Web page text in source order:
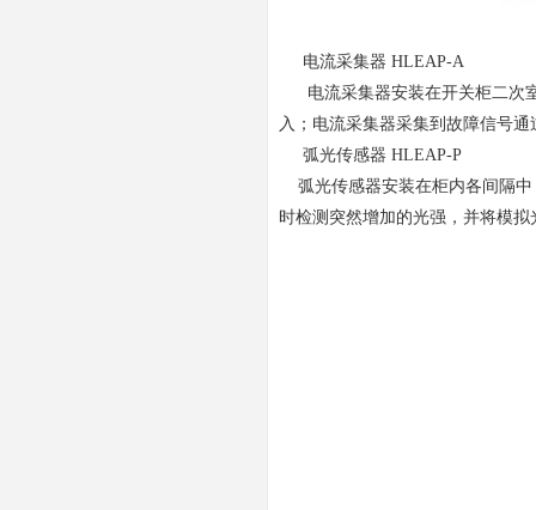
电流采集器 HLEAP-A
电流采集器安装在开关柜二次室
入；电流采集器采集到故障信号
弧光传感器 HLEAP-P
弧光传感器安装在柜内各间隔中
时检测突然增加的光强，并将模